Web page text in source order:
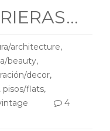
architecture,
beauty,
decor,
, pisos/flats,
4